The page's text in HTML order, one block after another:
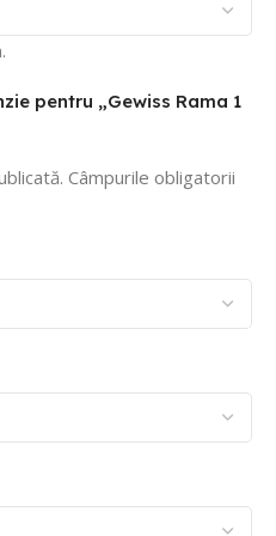
pentru „Gewiss Rama 1
Câmpurile obligatorii